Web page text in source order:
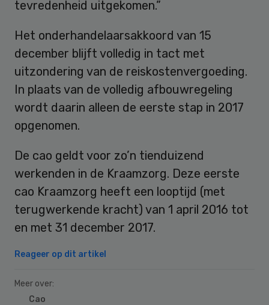
tevredenheid uitgekomen.”
Het onderhandelaarsakkoord van 15
december blijft volledig in tact met
uitzondering van de reiskostenvergoeding.
In plaats van de volledig afbouwregeling
wordt daarin alleen de eerste stap in 2017
opgenomen.
De cao geldt voor zo’n tienduizend
werkenden in de Kraamzorg. Deze eerste
cao Kraamzorg heeft een looptijd (met
terugwerkende kracht) van 1 april 2016 tot
en met 31 december 2017.
Reageer op dit artikel
Meer over:
Cao